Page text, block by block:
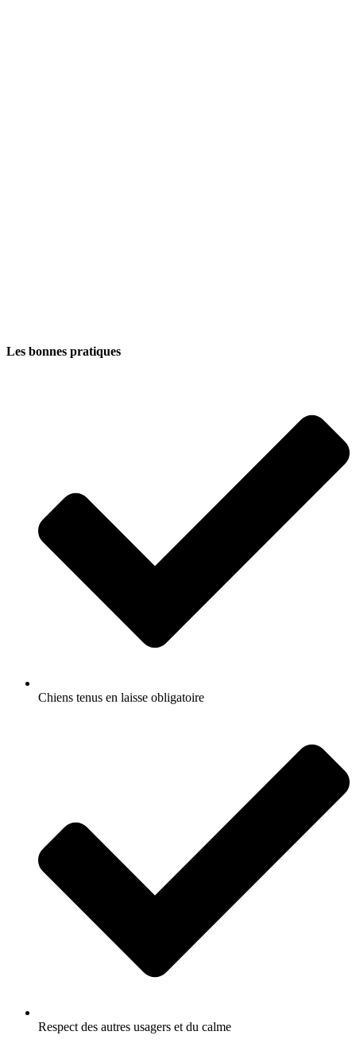
Les bonnes pratiques
Chiens tenus en laisse obligatoire
Respect des autres usagers et du calme